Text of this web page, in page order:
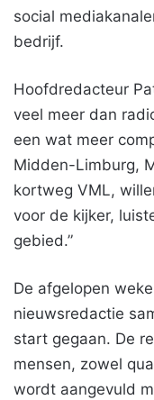
social
bedrijf.
Hoofdredacteur
veel meer dan
een wat meer
Midden-Limburg,
kortweg VML,
voor de kijker,
gebied.”
De afgelopen
nieuwsredactie
start gegaan. De
mensen, zowel
wordt aangevuld